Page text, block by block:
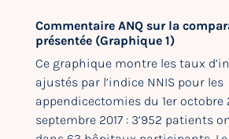
Commentaire ANQ sur la
présentée (Graphique 1)
Ce graphique montre les taux
ajustés par l’indice NNIS pour les
appendicectomies du 1er octobre
septembre 2017 : 3’952 patients